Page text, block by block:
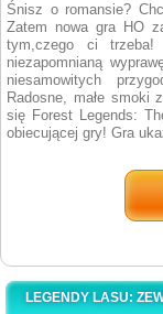
Śnisz o romansie?
Zatem nowa gra HO
tym,czego ci trzeba!
niezapomnianą
niesamowitych
Radosne, małe smoki
się Forest Legends:
obiecującej gry! Gra
LEGENDY LASU: